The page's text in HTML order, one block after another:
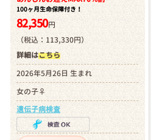
100ヶ月生命保障付き！
82,350円
（税込：113,330円）
詳細はこちら
2026年5月26日 生まれ
女の子♀
遺伝子病検査